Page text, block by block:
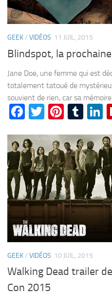
GEEK/ VIDÉOS 11 JUIL, 2015
Blindspot, la
Jane Doe, une femme qui est
totalement tatoué de
souvient de rien, car sa mémoire
Facebook
Twitter
GEEK/ VIDÉOS 10 JUIL, 2015
Walking Dead trailer
Con 2015